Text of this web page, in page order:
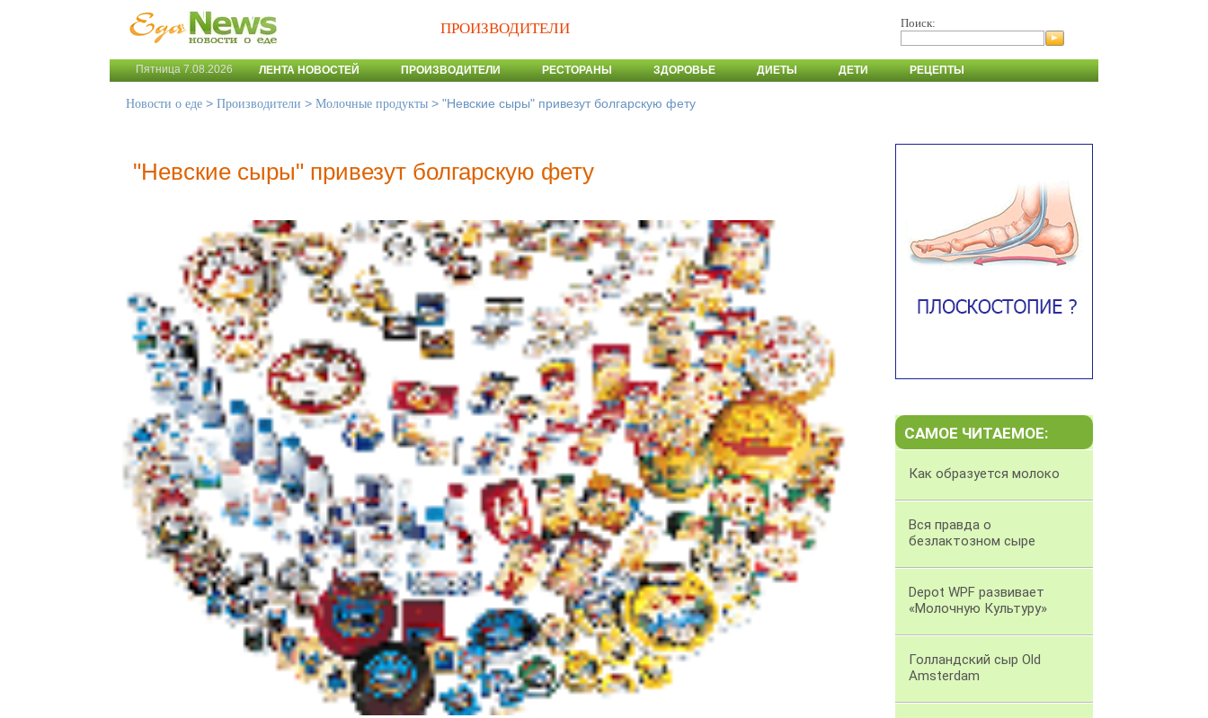
ПРОИЗВОДИТЕЛИ Поиск:
Пятница 7.08.2026 ЛЕНТА НОВОСТЕЙ ПРОИЗВОДИТЕЛИ РЕСТОРАНЫ ЗДОРОВЬЕ ДИЕТЫ ДЕТИ РЕЦЕПТЫ
Новости о еде > Производители > Молочные продукты > "Невские сыры" привезут болгарскую фету
"Невские сыры" привезут болгарскую фету
САМОЕ ЧИТАЕМОЕ:
Как образуется молоко
Вся правда о
безлактозном сыре
Depot WPF развивает
«Молочную Культуру»
Голландский сыр Old
Amsterdam